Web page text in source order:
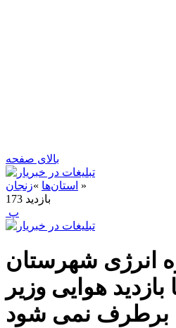
بالای صفحه
استان‌ها »زنجان
»
173 بازدید
‍ پ
انرژی شهرستان
بازدید هوایی وزیر
برطرف نمی شود